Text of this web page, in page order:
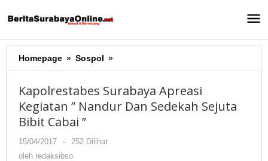
ke
Homepage » Sospol »
Surabaya
Kegiatan
"
Kapolrestabes Surabaya Apreasi
Kegiatan ” Nandur Dan Sedekah Sejuta
Bibit Cabai ”
15/04/2017
oleh
redaksibso
-
252 Dilihat
oleh redaksibso